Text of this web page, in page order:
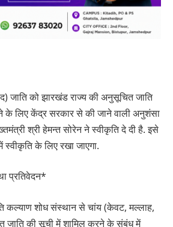
जाति को झारखंड राज्य की अनुसूचित जाति
के लिए केंद्र सरकार से की जाने वाली अनुशंसा
श्री हेमन्त सोरेन ने स्वीकृति दे दी है. इसे
के लिए रखा जाएगा.
प्रतिवेदन*
कल्याण शोध संस्थान से चांय (केवट, मल्लाह,
जाति की सूची में शामिल करने के संबंध में